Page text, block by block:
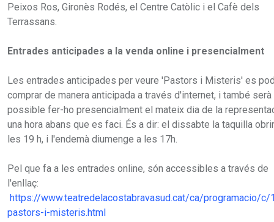
Peixos Ros, Gironès Rodés, el Centre Catòlic i el Cafè dels
Terrassans.
Entrades anticipades a la venda online i presencialment
Les entrades anticipades per veure 'Pastors i Misteris' es
comprar de manera anticipada a través d'internet, i també serà
possible fer-ho presencialment el mateix dia de la
una hora abans que es faci. És a dir: el dissabte la taquilla
les 19 h, i l'endemà diumenge a les 17h.
Pel que fa a les entrades online, són accessibles a través de
l'enllaç:
https://www.teatredelacostabravasud.cat/ca/programacio/c/
pastors-i-misteris.html